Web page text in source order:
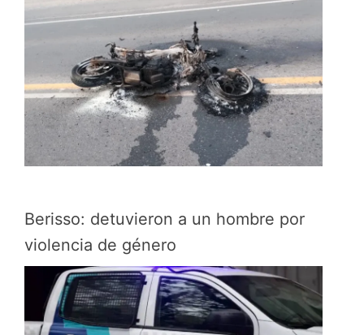
Berisso: detuvieron a un hombre por
violencia de género